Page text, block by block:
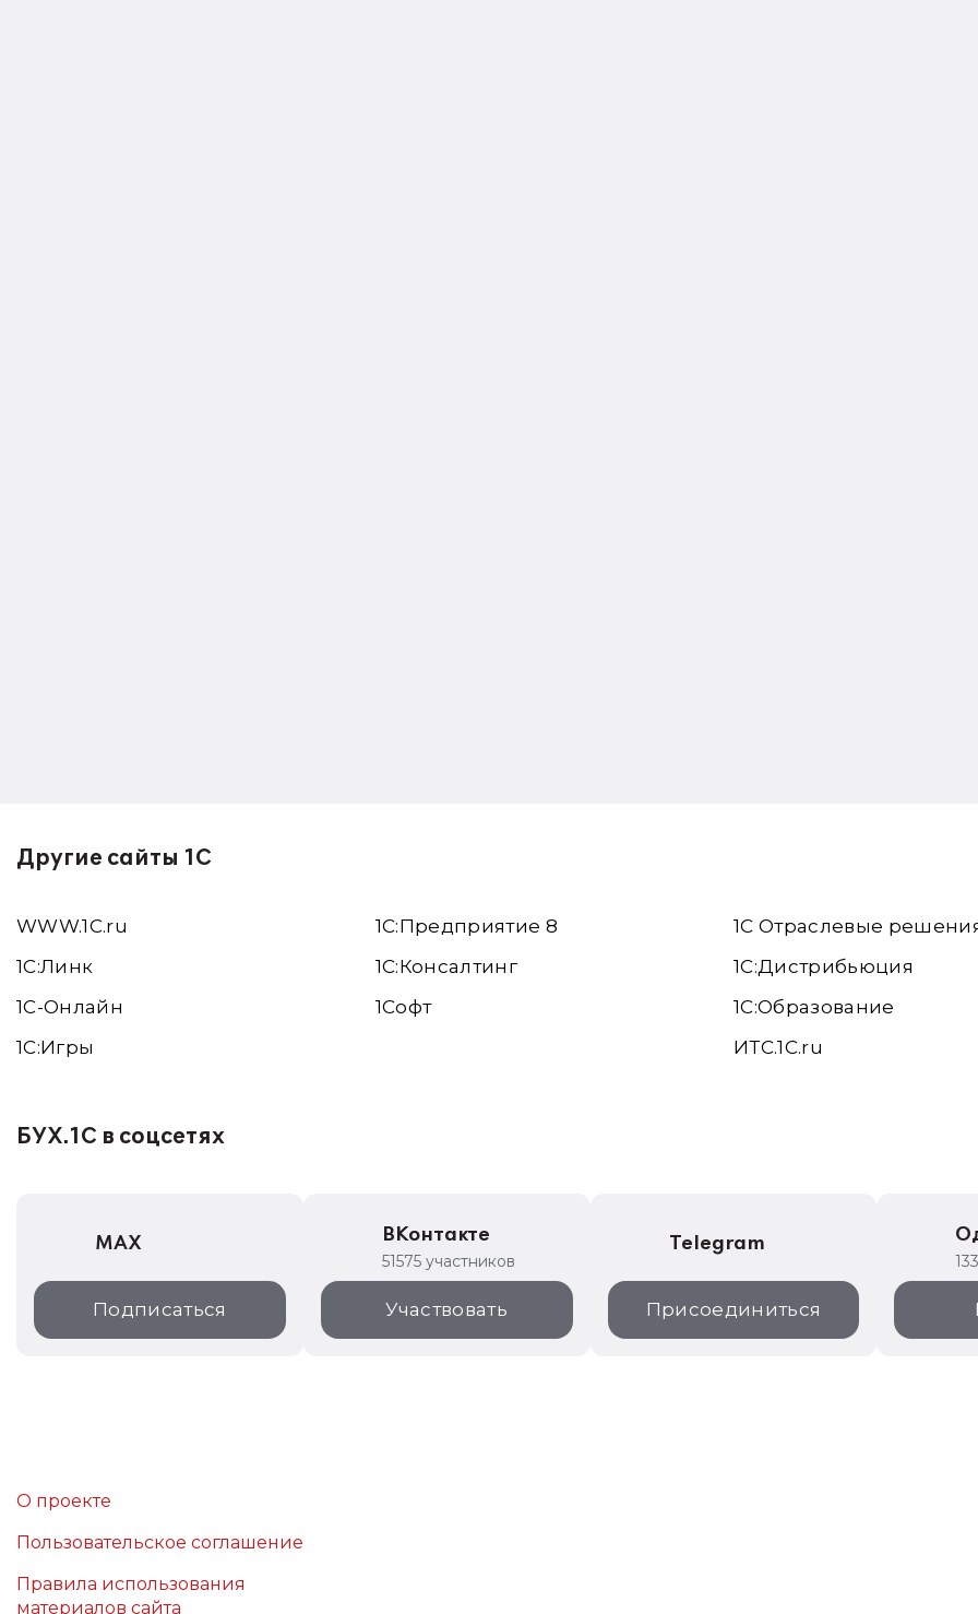
Другие сайты 1С
WWW.1С.ru
1С:Линк
1С-Онлайн
1C:Игры
1С:Предприятие 8
1С:Консалтинг
1Софт
1С Отраслевые
1С:Дистрибьюция
1С:Образование
ИТС.1C.ru
БУХ.1С в соцсетях
MAX
Подписаться
ВКонтакте
51575 участников
Участвовать
Telegram
Присоединиться
О проекте
Пользовательское соглашение
Правила использования
материалов сайта